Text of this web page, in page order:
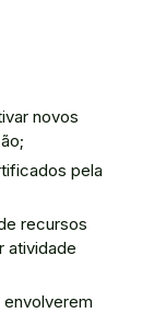
novos
pela
recursos
atividade